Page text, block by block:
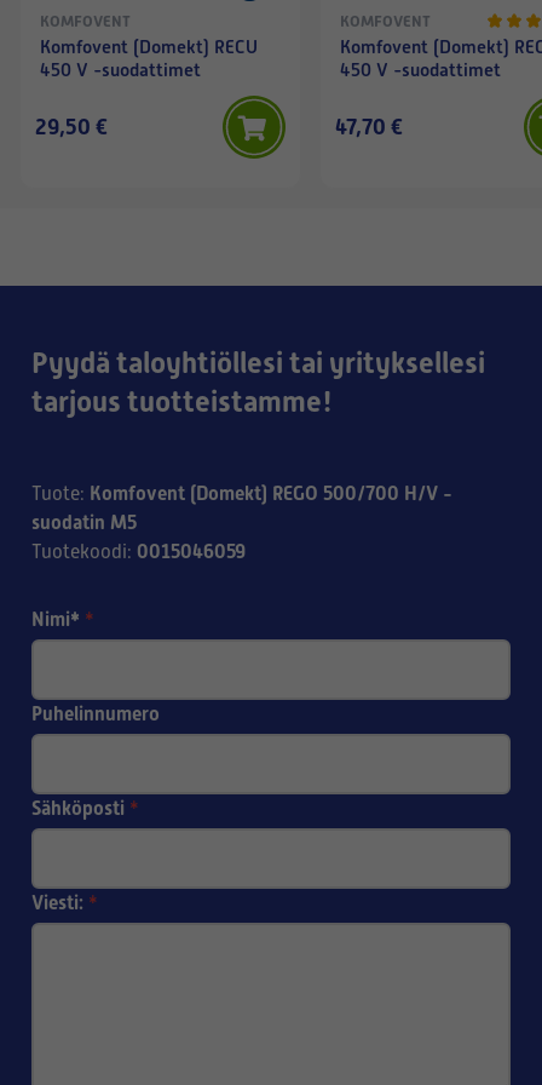
KOMFOVENT
Komfovent (Domekt) RECU
450 V -suodattimet
29,50 €
KOMFOVENT
Komfovent (Domekt)
450 V -suodattimet
47,70 €
Pyydä taloyhtiöllesi tai yrityksellesi
tarjous tuotteistamme!
Tuote: Komfovent (Domekt) REGO 500/700 H/V -
suodatin M5
Tuotekoodi: 0015046059
Nimi* *
Puhelinnumero
Sähköposti *
Viesti: *